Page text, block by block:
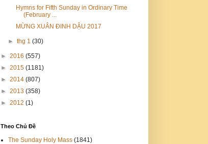
Hymns for Fifth Sunday in Ordinary Time
(February ...
MỪNG XUÂN ĐINH DẬU 2017
►thg 1(30)
► 2016 (557)
► 2015 (1181)
► 2014 (807)
► 2013 (358)
► 2012 (1)
Theo Chủ Đề
The Sunday Holy Mass (1841)